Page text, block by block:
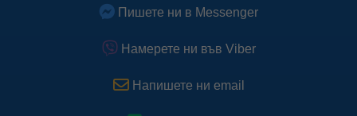
спомагат за коректно таргетиране на нашата реклама.
Пишете ни в Messenger
Намерете ни във Viber
Напишете ни email